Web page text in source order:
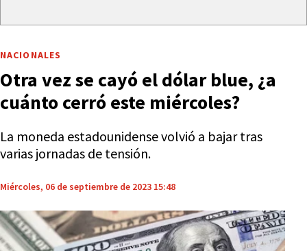
NACIONALES
Otra vez se cayó el dólar blue, ¿a
cuánto cerró este miércoles?
La moneda estadounidense volvió a bajar tras
varias jornadas de tensión.
Miércoles, 06 de septiembre de 2023 15:48